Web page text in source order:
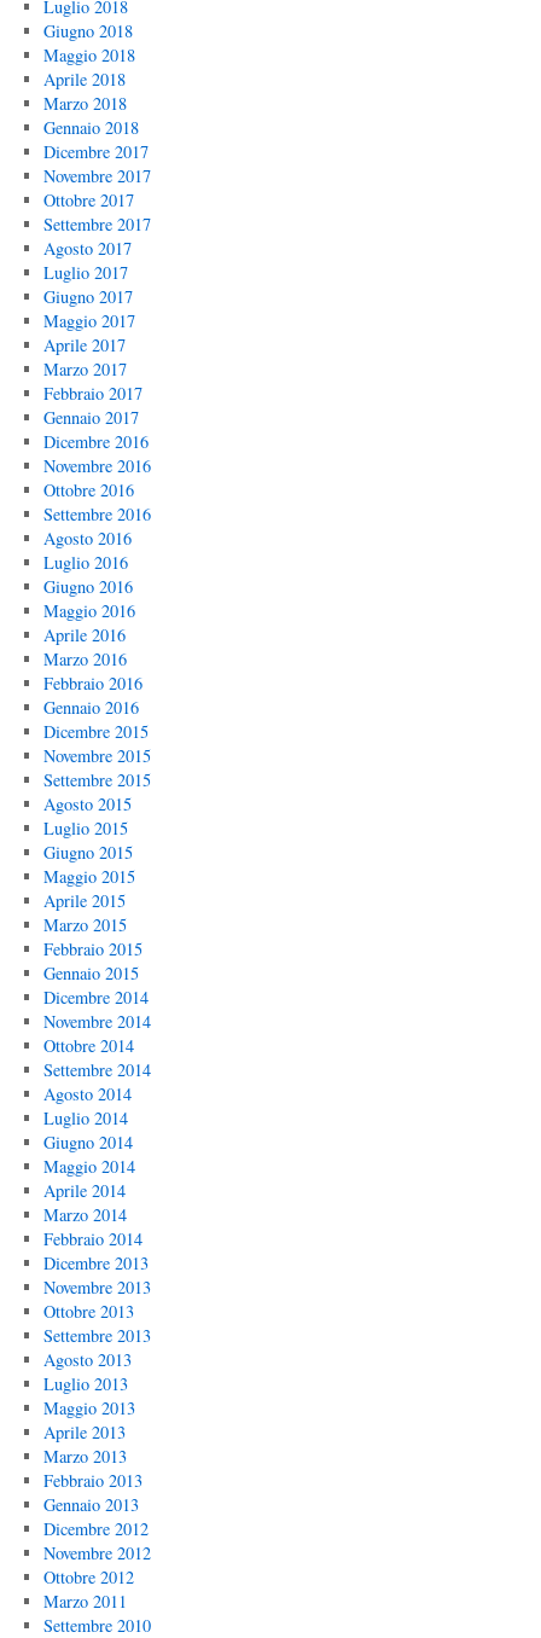
Luglio 2018
Giugno 2018
Maggio 2018
Aprile 2018
Marzo 2018
Gennaio 2018
Dicembre 2017
Novembre 2017
Ottobre 2017
Settembre 2017
Agosto 2017
Luglio 2017
Giugno 2017
Maggio 2017
Aprile 2017
Marzo 2017
Febbraio 2017
Gennaio 2017
Dicembre 2016
Novembre 2016
Ottobre 2016
Settembre 2016
Agosto 2016
Luglio 2016
Giugno 2016
Maggio 2016
Aprile 2016
Marzo 2016
Febbraio 2016
Gennaio 2016
Dicembre 2015
Novembre 2015
Settembre 2015
Agosto 2015
Luglio 2015
Giugno 2015
Maggio 2015
Aprile 2015
Marzo 2015
Febbraio 2015
Gennaio 2015
Dicembre 2014
Novembre 2014
Ottobre 2014
Settembre 2014
Agosto 2014
Luglio 2014
Giugno 2014
Maggio 2014
Aprile 2014
Marzo 2014
Febbraio 2014
Dicembre 2013
Novembre 2013
Ottobre 2013
Settembre 2013
Agosto 2013
Luglio 2013
Maggio 2013
Aprile 2013
Marzo 2013
Febbraio 2013
Gennaio 2013
Dicembre 2012
Novembre 2012
Ottobre 2012
Marzo 2011
Settembre 2010